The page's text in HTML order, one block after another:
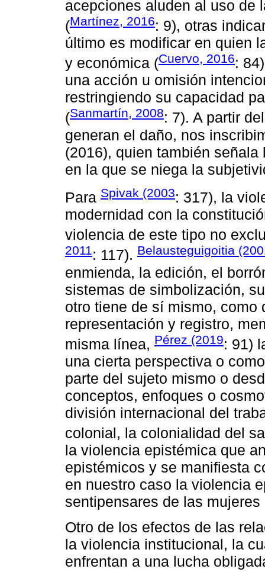
acepciones aluden al uso de
(Martínez, 2016: 9), otras
último es modificar en quien
y económica (Cuervo, 2016:
una acción u omisión
restringiendo su capacidad
(Sanmartín, 2008: 7). A partir
generan el daño, nos
(2016), quien también
en la que se niega la
Para Spivak (2003: 317), la
modernidad con la
violencia de este tipo no
2011: 117). Belausteguigoitia
enmienda, la edición, el
sistemas de simbolización,
otro tiene de sí mismo, como
representación y registro,
misma línea, Pérez (2019: 91)
una cierta perspectiva o
parte del sujeto mismo o
conceptos, enfoques o
división internacional del
colonial, la colonialidad del
la violencia epistémica que
epistémicos y se manifiesta
en nuestro caso la violencia
sentipensares de las
Otro de los efectos de las
la violencia institucional, la
enfrentan a una lucha